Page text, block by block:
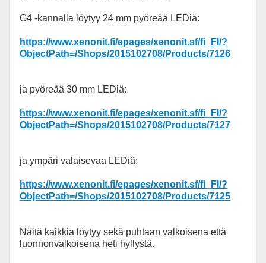
G4 -kannalla löytyy 24 mm pyöreää LEDiä:
https://www.xenonit.fi/epages/xenonit.sf/fi_FI/?
ObjectPath=/Shops/2015102708/Products/7126
ja pyöreää 30 mm LEDiä:
https://www.xenonit.fi/epages/xenonit.sf/fi_FI/?
ObjectPath=/Shops/2015102708/Products/7127
ja ympäri valaisevaa LEDiä:
https://www.xenonit.fi/epages/xenonit.sf/fi_FI/?
ObjectPath=/Shops/2015102708/Products/7125
Näitä kaikkia löytyy sekä puhtaan valkoisena että
luonnonvalkoisena heti hyllystä.